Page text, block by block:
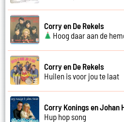
Corry en De Rekels
Hoog daar aan de
Corry en De Rekels
Huilen is voor jou te laat
Corry Konings en Johan
Hup hop song